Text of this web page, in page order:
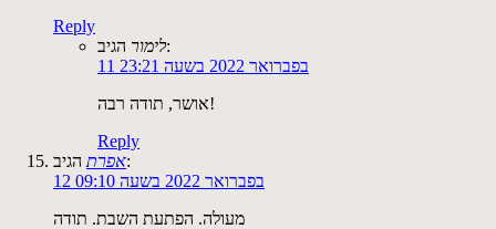
Reply
לימורהגיב:
11 בפברואר 2022 בשעה 23:21
אושר, תודה רבה!
Reply
אפרתהגיב:
12 בפברואר 2022 בשעה 09:10
מעולה. הפתעת השבת. תודה